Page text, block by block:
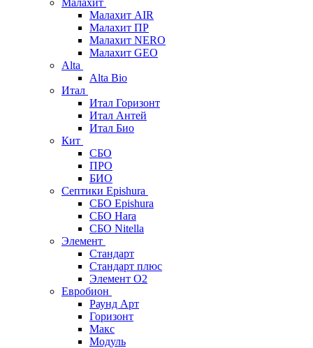
Малахит
Малахит AIR
Малахит ПР
Малахит NERO
Малахит GEO
Alta
Alta Bio
Итал
Итал Горизонт
Итал Антей
Итал Био
Кит
СБО
ПРО
БИО
Септики Epishura
СБО Epishura
СБО Hara
СБО Nitella
Элемент
Стандарт
Стандарт плюс
Элемент О2
Евробион
Раунд Арт
Горизонт
Макс
Модуль